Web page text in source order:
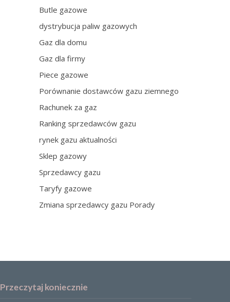
Butle gazowe
dystrybucja paliw gazowych
Gaz dla domu
Gaz dla firmy
Piece gazowe
Porównanie dostawców gazu ziemnego
Rachunek za gaz
Ranking sprzedawców gazu
rynek gazu aktualności
Sklep gazowy
Sprzedawcy gazu
Taryfy gazowe
Zmiana sprzedawcy gazu Porady
Przeczytaj koniecznie